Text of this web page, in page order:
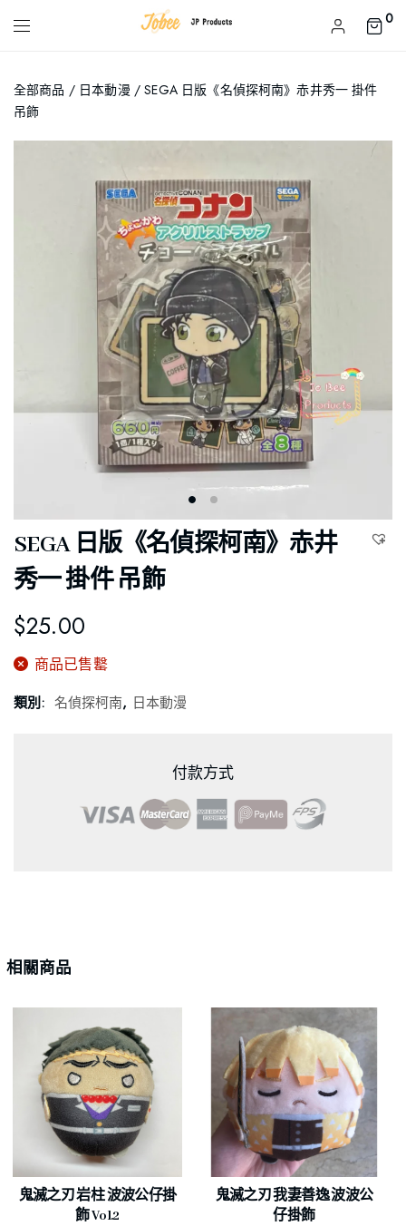
0
全部商品 / 日本動漫 / SEGA 日版《名偵探柯南》赤井秀一 掛件
吊飾
SEGA 日版《名偵探柯南》赤井
秀一 掛件 吊飾
$25.00
商品已售罊
類別: 名偵探柯南, 日本動漫
付款方式
相關商品
鬼滅之刃 岩柱 波波公仔掛
飾 Vol.2
鬼滅之刃 我妻善逸 波波公
仔掛飾